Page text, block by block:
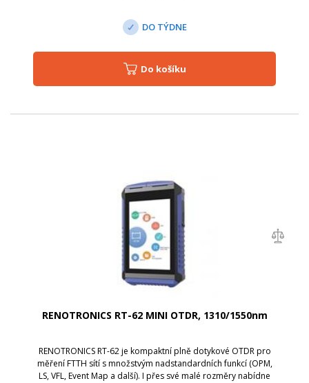
DO TÝDNE
Do košíku
RENOTRONICS RT-62 MINI OTDR, 1310/1550nm
RENOTRONICS RT-62 je kompaktní plně dotykové OTDR pro
měření FTTH sítí s množstvým nadstandardních funkcí (OPM,
LS, VFL, Event Map a další). I přes své malé rozměry nabídne